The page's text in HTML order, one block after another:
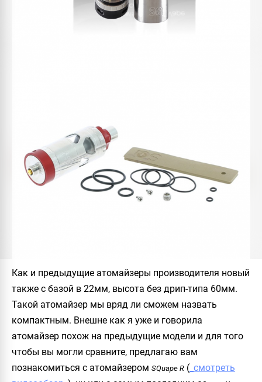
Как и предыдущие атомайзеры производителя новый
также с базой в 22мм, высота без дрип-типа 60мм.
Такой атомайзер мы вряд ли сможем назвать
компактным. Внешне как я уже и говорила
атомайзер похож на предыдущие модели и для того
чтобы вы могли сравните, предлагаю вам
познакомиться с атомайзером SQuape R ( _смотреть